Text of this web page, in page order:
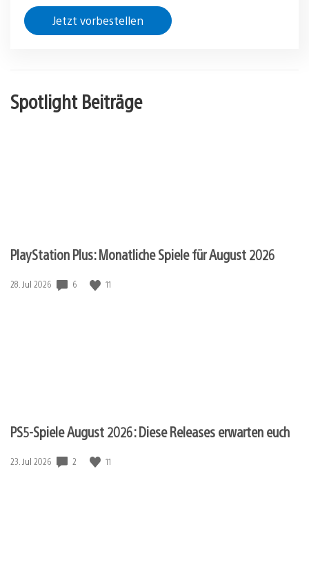
Jetzt vorbestellen
Spotlight Beiträge
PlayStation Plus: Monatliche Spiele für August 2026
Veröffentlichungsdatum:
28. Jul 2026 6 11
PS5-Spiele August 2026: Diese Releases erwarten euch
Veröffentlichungsdatum:
23. Jul 2026 2 11